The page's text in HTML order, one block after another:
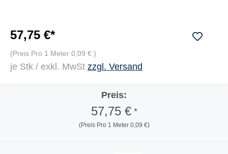
57,75 €*
(Preis Pro 1 Meter 0,09 € )
je Stk / exkl. MwSt zzgl. Versand
Preis:
57,75 €*
(Preis Pro 1 Meter 0,09 €)